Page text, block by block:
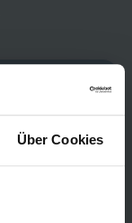
Über Cookies